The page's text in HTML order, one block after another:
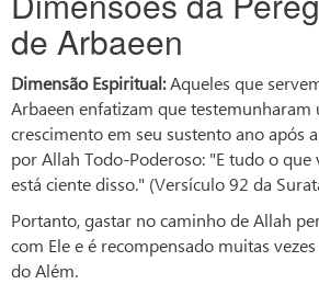
de Arbaeen
Dimensão Espiritual:Aqueles que
Arbaeen enfatizam que testemunharam
crescimento em seu sustento ano após
por Allah Todo-Poderoso: "E tudo o que
está ciente disso." (Versículo 92 da
Portanto, gastar no caminho de Allah
com Ele e é recompensado muitas
do Além.